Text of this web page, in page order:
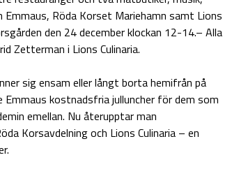
Röda Korset Mariehamn samt Lions
den 24 december klockan 12-14.– Alla
Zetterman i Lions Culinaria.
sig ensam eller långt borta hemifrån på
kostnadsfria julluncher för dem som
emellan. Nu återupptar man
Korsavdelning och Lions Culinaria – en